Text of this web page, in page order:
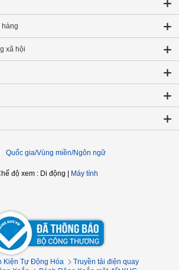
hàng
xã hội
Quốc gia/Vùng miền/Ngôn ngữ
độ xem: Di động Máy tính
Kiện Tự Động Hóa
Truyền tải điện quay